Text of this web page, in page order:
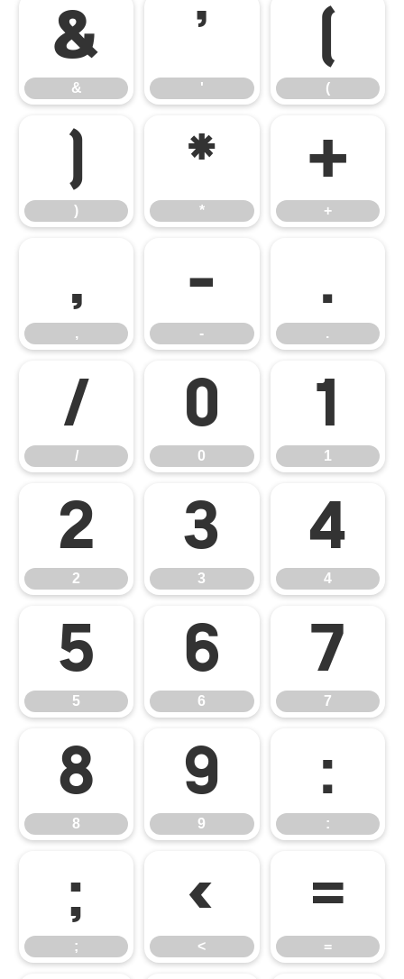
&
&
'
'
(
(
)
)
*
*
+
+
,
,
-
-
.
.
/
/
0
0
1
1
2
2
3
3
4
4
5
5
6
6
7
7
8
8
9
9
:
:
;
;
<
<
=
=